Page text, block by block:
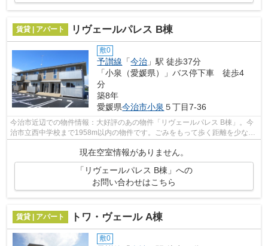
賃貸 | アパート リヴェールパレス B棟
敷0
予讃線 「今治 」駅 徒歩37分
「小泉（愛媛県）」バス停下車 徒歩4
分
築8年
愛媛県今治市小泉 ５丁目7-36
今治市近辺での物件情報：大好評のあの物件「リヴェールパレス B棟」。今
治市立西中学校まで1958m以内の物件です。ごみをもって歩く距離を少なく
現在空室情報がありません。
「リヴェールパレス B棟」への
お問い合わせはこちら
賃貸 | アパート トワ・ヴェール A棟
敷0